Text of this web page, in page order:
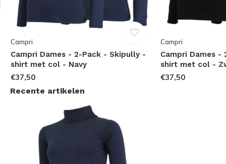
Campri
Campri Dames - 2-Pack - Skipully -
shirt met col - Navy
€37,50
Campri
Campri Dames
shirt met col -
€37,50
Recente artikelen